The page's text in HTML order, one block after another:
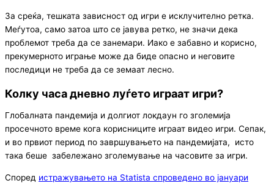
За среќа, тешката зависност од игри е исклучително ретка.
Меѓутоа, само затоа што се јавува ретко, не значи дека
проблемот треба да се занемари. Иако е забавно и корисно,
прекумерното играње може да биде опасно и неговите
последици не треба да се земаат лесно.
Колку часа дневно луѓето играат игри?
Глобалната пандемија и долгиот локдаун го зголемија
просечното време кога корисниците играат видео игри. Сепак,
и во првиот период по завршувањето на пандемијата, исто
така беше забележано зголемување на часовите за игри.
Според истражувањето на Statista спроведено во јануари